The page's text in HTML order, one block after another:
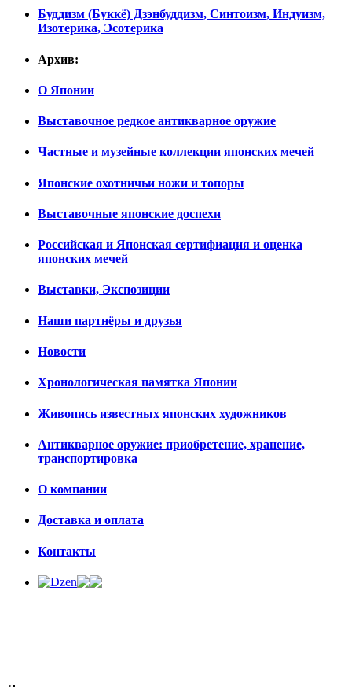
Буддизм (Буккё) Дзэнбуддизм, Синтоизм, Индуизм,
Изотерика, Эсотерика
Архив:
О Японии
Выставочное редкое антикварное оружие
Частные и музейные коллекции японских мечей
Японские охотничьи ножи и топоры
Выставочные японские доспехи
Российская и Японская сертифиация и оценка
японских мечей
Выставки, Экспозиции
Наши партнёры и друзья
Новости
Хронологическая памятка Японии
Живопись известных японских художников
Антикварное оружие: приобретение, хранение,
транспортировка
О компании
Доставка и оплата
Контакты